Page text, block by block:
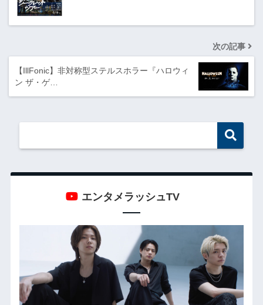
次の記事
【IllFonic】非対称型ステルスホラー『ハロウィ
ン ザ・ゲ…
エンタメラッシュTV